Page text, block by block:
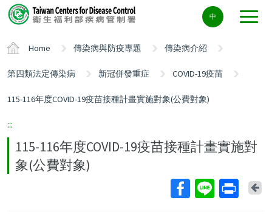
Center
block
中
Home 傳染病與防疫專題 傳染病介紹
第四類法定傳染病 新冠併發重症 COVID-19疫苗
115-116年度COVID-19疫苗接種計畫實施對象(公費對象)
:::
115-116年度COVID-19疫苗接種計畫實施對
象(公費對象)